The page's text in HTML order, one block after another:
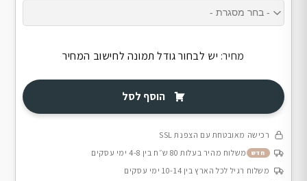
מחיר: יש לבחור גודל תמונה לחישוב המחיר
הוסף לסל
רכישה מאובטחת עם הצפנת SSL
חדש
משלוח מהיר בעלות 80 ש״ח בין 4-8 ימי עסקים
משלוח רגיל לכל הארץ בין 10-14 ימי עסקים